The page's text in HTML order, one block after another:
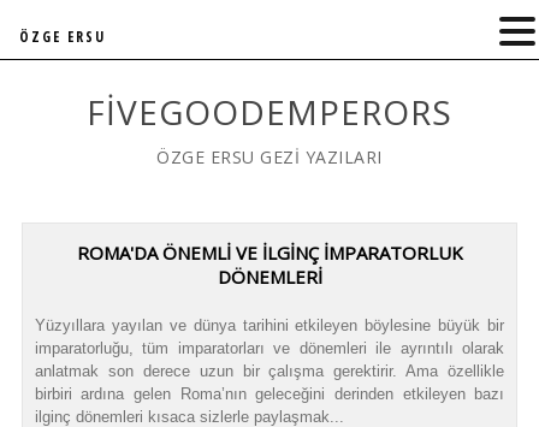
FIVEGOODEMPERORS
ÖZGE ERSU GEZİ YAZILARI
ROMA'DA ÖNEMLİ VE İLGİNÇ İMPARATORLUK
DÖNEMLERİ
Yüzyıllara yayılan ve dünya tarihini etkileyen böylesine büyük bir
imparatorluğu, tüm imparatorları ve dönemleri ile ayrıntılı olarak
anlatmak son derece uzun bir çalışma gerektirir. Ama özellikle
birbiri ardına gelen Roma’nın geleceğini derinden etkileyen bazı
ilginç dönemleri kısaca sizlerle paylaşmak...
ÖZGE ERSU